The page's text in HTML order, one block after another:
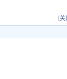
[关